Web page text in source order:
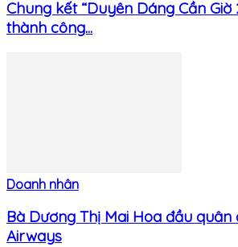
Chung kết “Duyên Dáng Cần Giờ
thành công...
Doanh nhân
Bà Dương Thị Mai Hoa đầu
Airways